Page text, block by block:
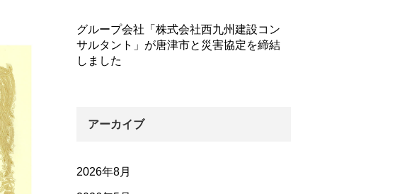
グループ会社「株式会社西九州建設コン
サルタント」が唐津市と災害協定を締結
しました
アーカイブ
2026年8月